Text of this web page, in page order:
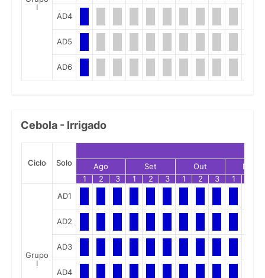
I
AD4
AD5
AD6
Cebola - Irrigado
Ciclo Solo Ago Set Out
Nov
1
2 3 1 2 3 1 2 3 1
Grupo
I
AD1
AD2
AD3
AD4